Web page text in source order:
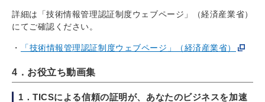
詳細は「技術情報管理認証制度ウェブページ」（経済産業省）
にてご確認ください。
「技術情報管理認証制度ウェブページ」（経済産業省）
4．お役立ち動画集
1．TICSによる信頼の証明が、あなたのビジネスを加速